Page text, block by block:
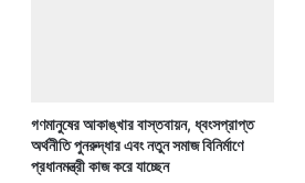
গণমানুষের আকাঙ্খার বাস্তবায়ন, ধ্বংসপ্রাপ্ত
অর্থনীতি পুনরুদ্ধার এবং নতুন সমাজ বিনির্মাণে
প্রধানমন্ত্রী কাজ করে যাচ্ছেন